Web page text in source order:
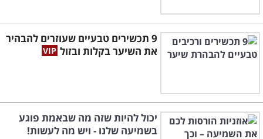
9 תכשירים טבעיים שעוזרים להבהיר
את השיער בקלות ובזול
יכול להיות שזה מה שבאמת פוגע
בשמיעה שלנו - ויש מה לעשות!